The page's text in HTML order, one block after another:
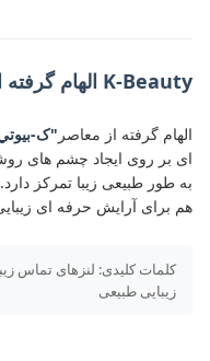
K-Beauty الهام گرفته از زیبایی طبیعی
الهام گرفته از معاصر "ک-
ای بر روی ایجاد چشم های
به طور طبیعی زیبا تمرکز
هم برای آرایش حرفه ای
زیبایی طبیعی